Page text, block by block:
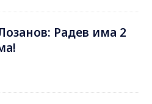
Радев има 2